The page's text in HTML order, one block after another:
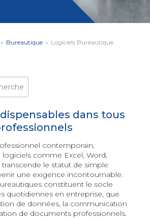
Systèmes
un site
améliorez
vos
performances
digitales
Arts
Graphiques
Vidéo
Mobile
Data
ARCHITECTURE
MODÉLISATION
BIM
Modeleur
du bâtiment
TERTIAIRE
Gestionnaire
de Paie
› Bureautique › Logiciels Bureautique
dans tous
contemporain,
comme Excel, Word,
le statut de simple
une exigence incontournable.
constituent le socle
quotidiennes en entreprise, que
de données, la communication
de documents professionnels.